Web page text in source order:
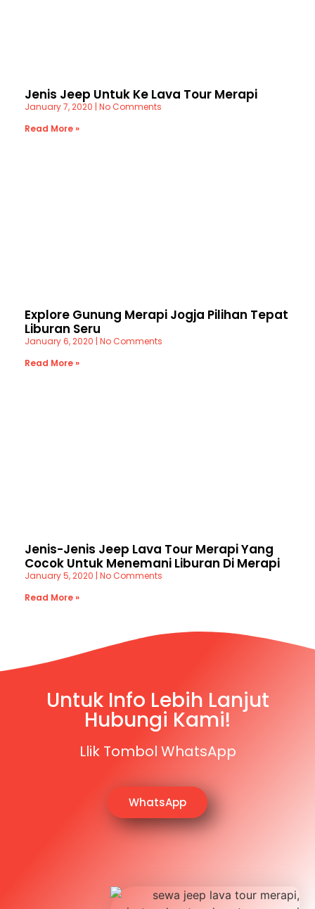
Jenis Jeep Untuk Ke Lava Tour Merapi
January 7, 2020 No Comments
Read More »
Explore Gunung Merapi Jogja Pilihan Tepat
Liburan Seru
January 6, 2020 No Comments
Read More »
Jenis-Jenis Jeep Lava Tour Merapi Yang
Cocok Untuk Menemani Liburan Di Merapi
January 5, 2020 No Comments
Read More »
Untuk Info Lebih Lanjut
Hubungi Kami!
Llik Tombol WhatsApp
WhatsApp